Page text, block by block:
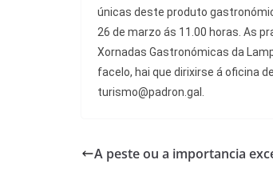
únicas deste produto
26 de marzo ás 11.00 horas. As
Xornadas Gastronómicas da
facelo, hai que dirixirse á oficina
turismo@padron.gal.
A peste ou a importancia